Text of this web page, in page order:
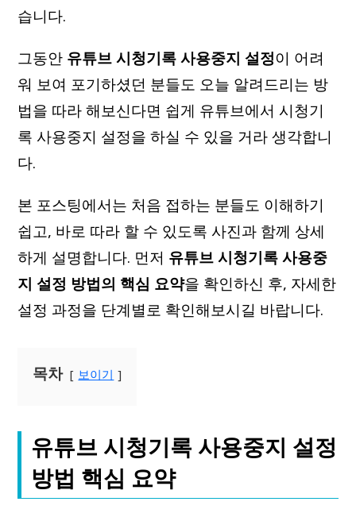
습니다.
그동안 유튜브 시청기록 사용중지 설정이 어려
워 보여 포기하셨던 분들도 오늘 알려드리는 방
법을 따라 해보신다면 쉽게 유튜브에서 시청기
록 사용중지 설정을 하실 수 있을 거라 생각합니
다.
본 포스팅에서는 처음 접하는 분들도 이해하기
쉽고, 바로 따라 할 수 있도록 사진과 함께 상세
하게 설명합니다. 먼저 유튜브 시청기록 사용중
지 설정 방법의 핵심 요약을 확인하신 후, 자세한
설정 과정을 단계별로 확인해보시길 바랍니다.
목차 보이기
유튜브 시청기록 사용중지 설정
방법 핵심 요약